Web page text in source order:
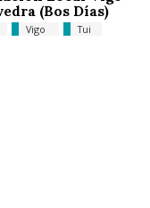
(Bos Días)
Vigo Tui